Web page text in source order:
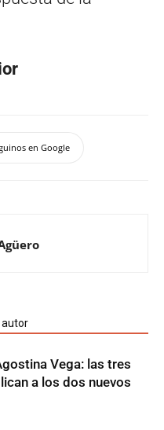
en Google
autor
Vega: las tres
a los dos nuevos